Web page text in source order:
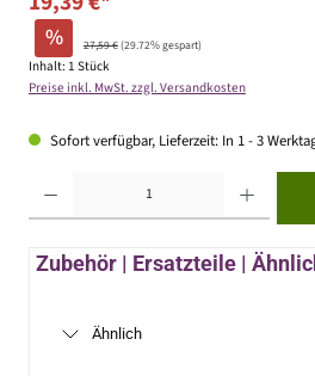
% 27,59 €(29.72% gespart)
Inhalt: 1 Stück
Preise inkl. MwSt. zzgl. Versandkosten
Sofort verfügbar, Lieferzeit: In 1 - 3
Zubehör | Ersatzteile |
Ähnlich